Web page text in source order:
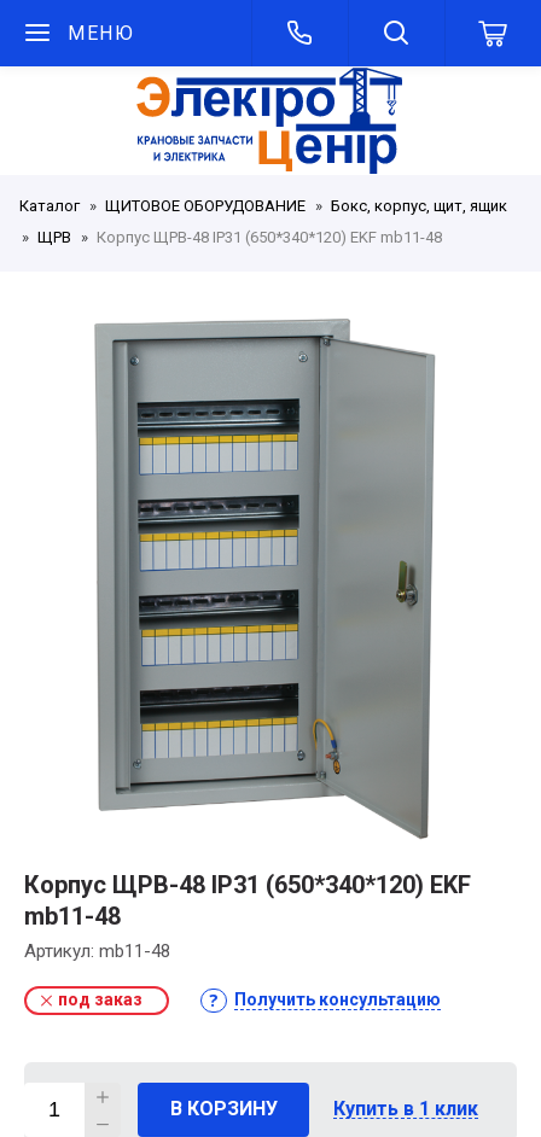
МЕНЮ
Каталог ЩИТОВОЕ ОБОРУДОВАНИЕ
Бокс, корпус, щит, ящик
ЩРВ
Корпус ЩРВ-48 IP31 (650*340*120) EKF mb11-48
Корпус ЩРВ-48 IP31 (650*340*120) EKF
mb11-48
Артикул: mb11-48
под заказ Получить консультацию
В КОРЗИНУ Купить в 1 клик